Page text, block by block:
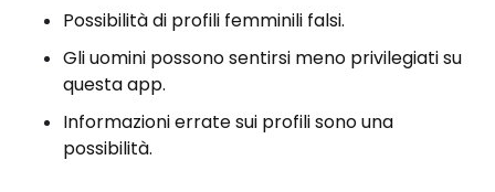
Possibilità di profili femminili falsi.
Gli uomini possono sentirsi meno privilegiati su
questa app.
Informazioni errate sui profili sono una
possibilità.